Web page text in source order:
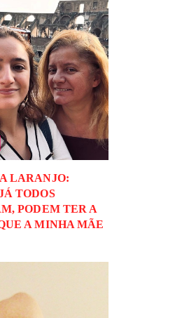
LARANJO:
TODOS
PODEM TER A
A MINHA MÃE